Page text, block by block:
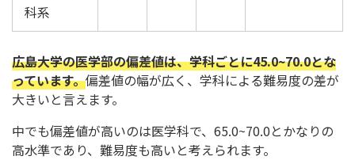
科系
広島大学の医学部の偏差値は、学科ごとに45.0~70.0とな
っています。偏差値の幅が広く、学科による難易度の差が
大きいと言えます。
中でも偏差値が高いのは医学科で、65.0~70.0とかなりの
高水準であり、難易度も高いと考えられます。